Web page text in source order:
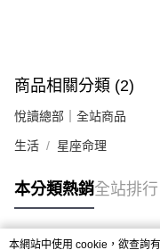
商品相關分類 (2)
悅讀總部｜全站商品
生活 星座命理
本分類熱銷全站排行
本網站中使用 cookie，欲查詢